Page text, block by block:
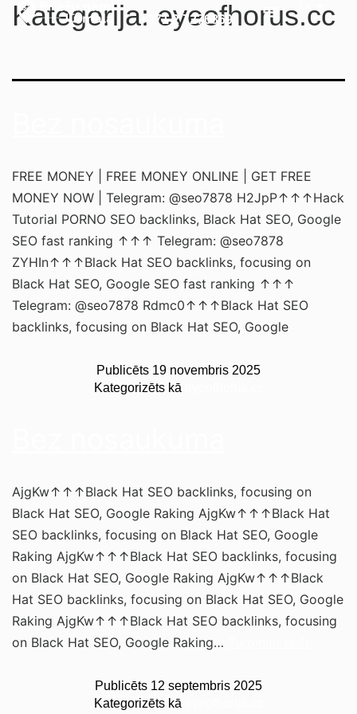
+371 2 7276869
Kategorija: eyeofhorus.cc
FREE MONEY | FREE MONEY ONLINE | GET FREE
MONEY NOW | Telegram: @seo7878 H2JpP↑↑↑Hack
Tutorial PORNO SEO backlinks, Black Hat SEO, Google
SEO fast ranking ↑↑↑ Telegram: @seo7878
ZYHIn↑↑↑Black Hat SEO backlinks, focusing on
Black Hat SEO, Google SEO fast ranking ↑↑↑
Telegram: @seo7878 Rdmc0↑↑↑Black Hat SEO
backlinks, focusing on Black Hat SEO, Google
Publicēts 19 novembris 2025
Kategorizēts kā
AjgKw↑↑↑Black Hat SEO backlinks, focusing on
Black Hat SEO, Google Raking AjgKw↑↑↑Black Hat
SEO backlinks, focusing on Black Hat SEO, Google
Raking AjgKw↑↑↑Black Hat SEO backlinks, focusing
on Black Hat SEO, Google Raking AjgKw↑↑↑Black
Hat SEO backlinks, focusing on Black Hat SEO, Google
Raking AjgKw↑↑↑Black Hat SEO backlinks, focusing
on Black Hat SEO, Google Raking…
Publicēts 12 septembris 2025
Kategorizēts kā